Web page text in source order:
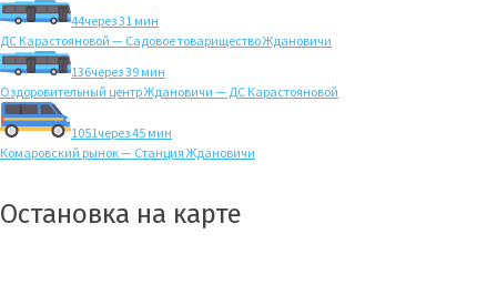
44через 31 мин
ДС Карастояновой — Садовое товарищество Ждановичи
136через 39 мин
Оздоровительный центр Ждановичи — ДС Карастояновой
1051через 45 мин
Комаровский рынок — Станция Ждановичи
Остановка на карте